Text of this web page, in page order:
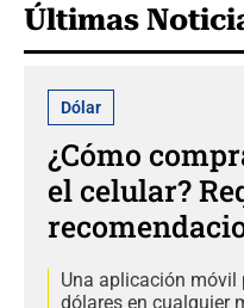
Últimas
Dólar
¿Cómo
el celular?
Una aplicación móvil
dólares en cualquier